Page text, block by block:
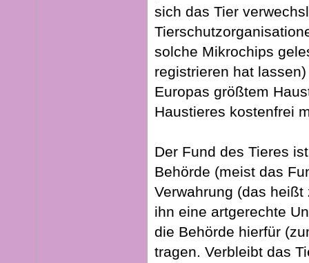
sich das Tier
solche Mikrochips
registrieren hat
Europas größtem
Haustieres kostenfrei
Der Fund des Tieres
Behörde (meist das
Verwahrung (das
ihn eine artgerechte
die Behörde hierfür
tragen. Verbleibt das